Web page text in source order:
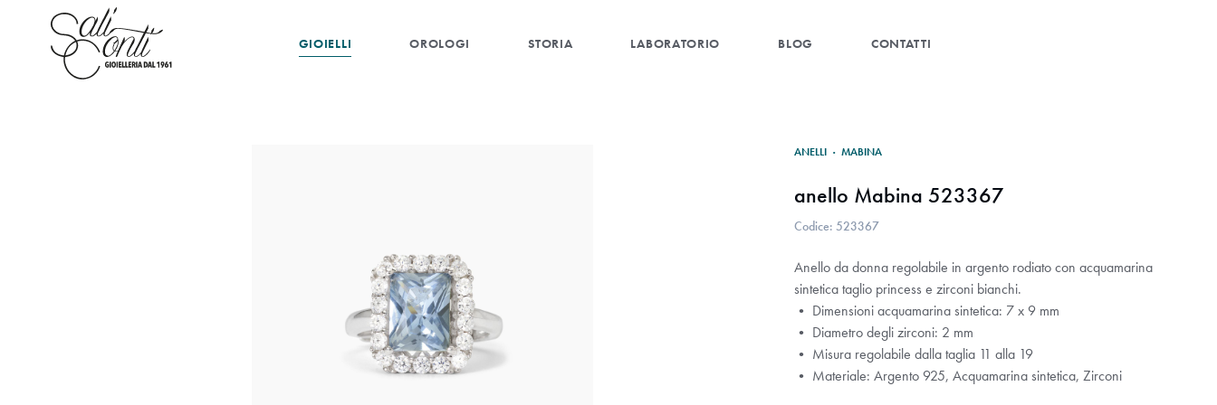
GIOIELLI OROLOGI STORIA LABORATORIO BLOG CONTATTI
ANELLI · MABINA
anello Mabina 523367
Codice: 523367
Anello da donna regolabile in argento rodiato con acquamarina
sintetica taglio princess e zirconi bianchi.
• Dimensioni acquamarina sintetica: 7 x 9 mm
• Diametro degli zirconi: 2 mm
• Misura regolabile dalla taglia 11 alla 19
• Materiale: Argento 925, Acquamarina sintetica, Zirconi